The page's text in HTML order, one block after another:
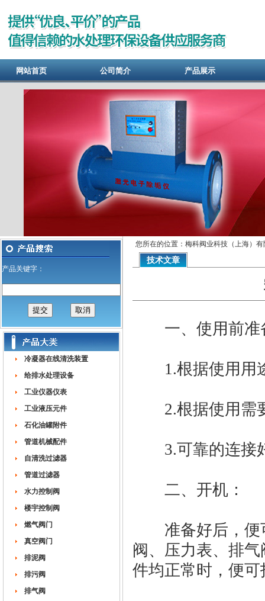
网站首页 公司简介 产品展示
产品关键字：
冷凝器在线清洗装置
给排水处理设备
工业仪器仪表
工业液压元件
石化油罐附件
管道机械配件
自清洗过滤器
管道过滤器
水力控制阀
楼宇控制阀
燃气阀门
真空阀门
排泥阀
排污阀
排气阀
您所在的位置：梅科阀业科技（上海）
技术文章
一、使用前准
1.根据使用用
2.根据使用需要
3.可靠的连接
二、开机：
准备好后，便
阀、压力表、排
件均正常时，便